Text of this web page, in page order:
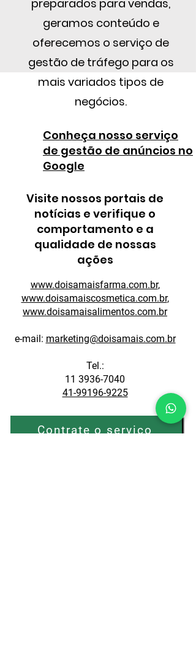
preparados para vendas,
geramos conteúdo e
oferecemos o serviço de
gestão de tráfego para os
mais variados tipos de
negócios.
Conheça nosso serviço
de gestão de anúncios no
Google
Visite nossos portais de
notícias e verifique o
comportamento e a
qualidade de nossas
ações
www.doisamaisfarma.com.br,
www.doisamaiscosmetica.com.br,
www.doisamaisalimentos.com.br
e-mail: marketing@doisamais.com.br
Tel.:
11 3936-7040
41-99196-9225
Contrate o serviço